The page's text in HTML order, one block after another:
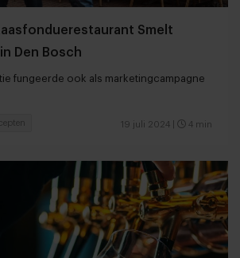
Smelt
Den Bosch
fungeerde ook als marketingcampagne
19 juli 2024 4 min